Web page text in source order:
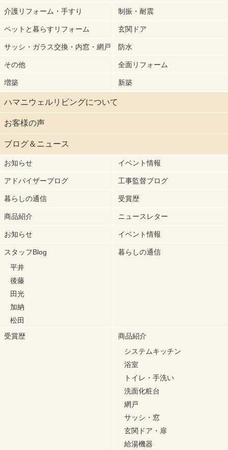
介護リフォーム・手すり 制振・耐震
ペットと暮らすリフォーム 玄関ドア
サッシ・ガラス交換・内窓・網戸 防水
その他 全面リフォーム
増築 新築
ハマニウェルリビングについて
お客様の声
ブログ＆ニュース
お知らせ イベント情報
アドバイザーブログ 工事監督ブログ
暮らしの通信 受賞歴
商品紹介 ニュースレター
お知らせ イベント情報
スタッフBlog
平井
後藤
田光
加納
松田
暮らしの通信
受賞歴
商品紹介
システムキッチン
浴室
トイレ・手洗い
洗面化粧台
網戸
サッシ・窓
玄関ドア・扉
給湯機器